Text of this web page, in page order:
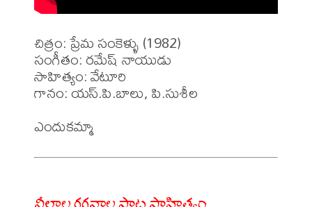
చిత్రం: ప్రేమ సంకెళ్ళు (1982)
సంగీతం: రమేష్ నాయుడు
సాహిత్యం: వేటూరి
గానం: యస్.పి.బాలు, పి.సుశీల